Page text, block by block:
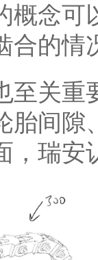
概念可
合的情
至关
胎间
，瑞安